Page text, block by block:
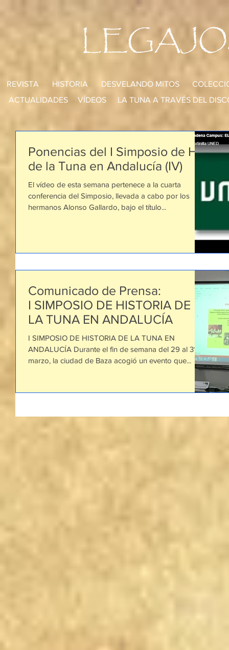
REVISTA HISTORIA DESVELANDO MITOS
ACTUALIDADES
LA TUNA A TRAVÉS DEL
VÍDEOS
Ponencias del I Simposio de Hª
de la Tuna en Andalucía (IV)
El vídeo de esta semana pertenece a la cuarta
conferencia del Simposio, llevada a cabo por los
hermanos Alonso Gallardo, bajo el título...
Comunicado de Prensa:
I SIMPOSIO DE HISTORIA DE
LA TUNA EN ANDALUCÍA
I SIMPOSIO DE HISTORIA DE LA TUNA EN
ANDALUCÍA Durante el fin de semana del 29 al 31 de
marzo, la ciudad de Baza acogió un evento que...